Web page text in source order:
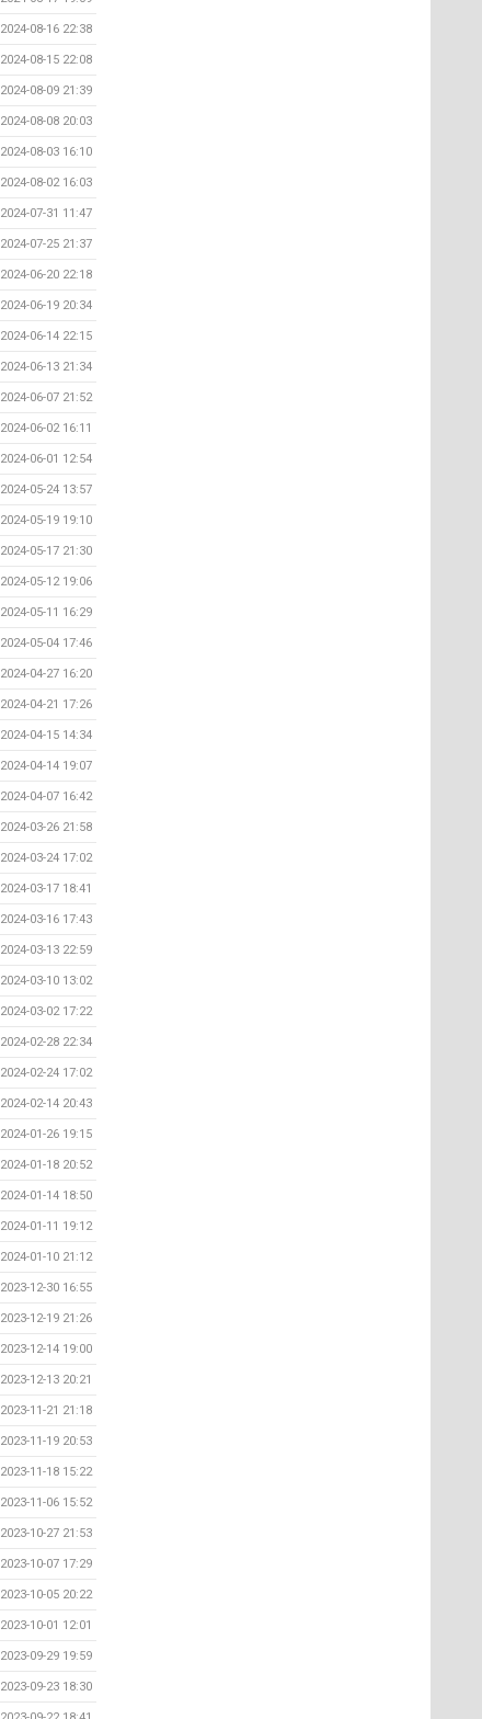
2024-08-16 22:38
2024-08-15 22:08
2024-08-09 21:39
2024-08-08 20:03
2024-08-03 16:10
2024-08-02 16:03
2024-07-31 11:47
2024-07-25 21:37
2024-06-20 22:18
2024-06-19 20:34
2024-06-14 22:15
2024-06-13 21:34
2024-06-07 21:52
2024-06-02 16:11
2024-06-01 12:54
2024-05-24 13:57
2024-05-19 19:10
2024-05-17 21:30
2024-05-12 19:06
2024-05-11 16:29
2024-05-04 17:46
2024-04-27 16:20
2024-04-21 17:26
2024-04-15 14:34
2024-04-14 19:07
2024-04-07 16:42
2024-03-26 21:58
2024-03-24 17:02
2024-03-17 18:41
2024-03-16 17:43
2024-03-13 22:59
2024-03-10 13:02
2024-03-02 17:22
2024-02-28 22:34
2024-02-24 17:02
2024-02-14 20:43
2024-01-26 19:15
2024-01-18 20:52
2024-01-14 18:50
2024-01-11 19:12
2024-01-10 21:12
2023-12-30 16:55
2023-12-19 21:26
2023-12-14 19:00
2023-12-13 20:21
2023-11-21 21:18
2023-11-19 20:53
2023-11-18 15:22
2023-11-06 15:52
2023-10-27 21:53
2023-10-07 17:29
2023-10-05 20:22
2023-10-01 12:01
2023-09-29 19:59
2023-09-23 18:30